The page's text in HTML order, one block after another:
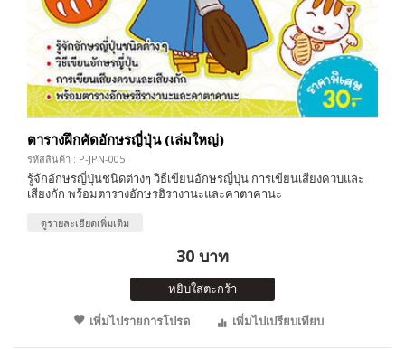
ตารางฝึกคัดอักษรญี่ปุ่น (เล่มใหญ่)
รหัสสินค้า : P-JPN-005
รู้จักอักษรญี่ปุ่นชนิดต่างๆ วิธีเขียนอักษรญี่ปุ่น การเขียนเสียงควบและ
เสียงกัก พร้อมตารางอักษรฮิรางานะและคาตาคานะ
ดูรายละเอียดเพิ่มเติม
30 บาท
หยิบใส่ตะกร้า
เพิ่มไปรายการโปรด
เพิ่มไปเปรียบเทียบ